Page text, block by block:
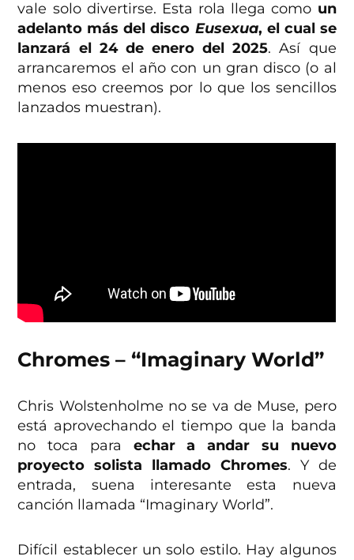
vale solo divertirse. Esta rola llega como un
adelanto más del disco Eusexua, el cual se
lanzará el 24 de enero del 2025. Así que
arrancaremos el año con un gran disco (o al
menos eso creemos por lo que los sencillos
lanzados muestran).
Chromes – “Imaginary World”
Chris Wolstenholme no se va de Muse, pero
está aprovechando el tiempo que la banda
no toca para echar a andar su nuevo
proyecto solista llamado Chromes. Y de
entrada, suena interesante esta nueva
canción llamada “Imaginary World”.
Difícil establecer un solo estilo. Hay algunos